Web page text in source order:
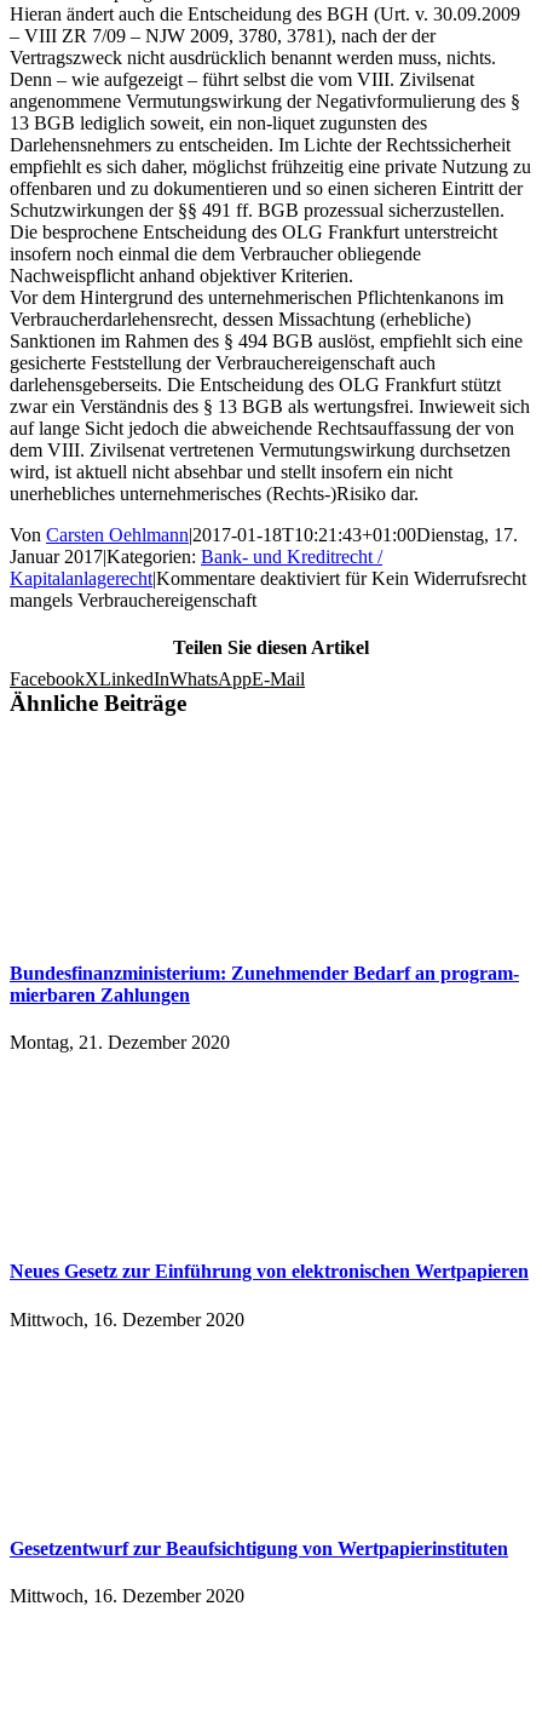
Hieran ändert auch die Entscheidung des BGH (Urt. v. 30.09.2009
– VIII ZR 7/09 – NJW 2009, 3780, 3781), nach der der
Vertragszweck nicht ausdrücklich benannt werden muss, nichts.
Denn – wie aufgezeigt – führt selbst die vom VIII. Zivilsenat
angenommene Vermutungswirkung der Negativformulierung des §
13 BGB lediglich soweit, ein non-liquet zugunsten des
Darlehensnehmers zu entscheiden. Im Lichte der Rechtssicherheit
empfiehlt es sich daher, möglichst frühzeitig eine private Nutzung zu
offenbaren und zu dokumentieren und so einen sicheren Eintritt der
Schutzwirkungen der §§ 491 ff. BGB prozessual sicherzustellen.
Die besprochene Entscheidung des OLG Frankfurt unterstreicht
insofern noch einmal die dem Verbraucher obliegende
Nachweispflicht anhand objektiver Kriterien.
Vor dem Hintergrund des unternehmerischen Pflichtenkanons im
Verbraucherdarlehensrecht, dessen Missachtung (erhebliche)
Sanktionen im Rahmen des § 494 BGB auslöst, empfiehlt sich eine
gesicherte Feststellung der Verbrauchereigenschaft auch
darlehensgeberseits. Die Entscheidung des OLG Frankfurt stützt
zwar ein Verständnis des § 13 BGB als wertungsfrei. Inwieweit sich
auf lange Sicht jedoch die abweichende Rechtsauffassung der von
dem VIII. Zivilsenat vertretenen Vermutungswirkung durchsetzen
wird, ist aktuell nicht absehbar und stellt insofern ein nicht
unerhebliches unternehmerisches (Rechts-)Risiko dar.
Von Carsten Oehlmann|2017-01-18T10:21:43+01:00Dienstag, 17.
Januar 2017|Kategorien: Bank- und Kreditrecht /
Kapitalanlagerecht|Kommentare deaktiviert für Kein Widerrufsrecht
mangels Verbrauchereigenschaft
Teilen Sie diesen Artikel
FacebookXLinkedInWhatsAppE-Mail
Ähnliche Beiträge
Bundesfinanzministerium: Zu­neh­men­der Be­darf an pro­gram­
mier­ba­ren Zah­lun­gen
Montag, 21. Dezember 2020
Neues Ge­setz zur Ein­füh­rung von elek­tro­ni­schen Wert­pa­pie­ren
Mittwoch, 16. Dezember 2020
Ge­setz­ent­wurf zur Be­auf­sich­ti­gung von Wert­pa­pier­in­sti­tu­ten
Mittwoch, 16. Dezember 2020